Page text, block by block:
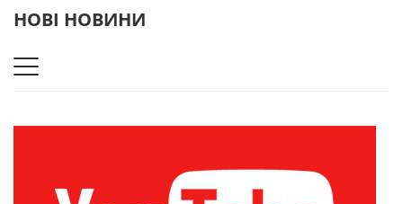
НОВІ НОВИНИ